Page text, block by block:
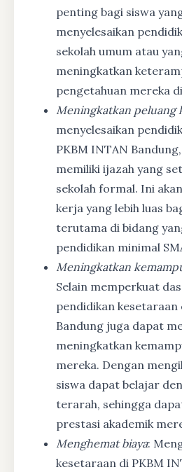
penting bagi siswa
menyelesaikan
sekolah umum atau
meningkatkan
pengetahuan mereka
Meningkatkan peluang
menyelesaikan
PKBM INTAN
memiliki ijazah yang
sekolah formal. Ini
kerja yang lebih luas
terutama di bidang
pendidikan minimal
Meningkatkan
Selain memperkuat
pendidikan kesetaraan
Bandung juga dapat
meningkatkan
mereka. Dengan
siswa dapat belajar
terarah, sehingga
prestasi akademik
Menghemat biaya:
kesetaraan di PKBM